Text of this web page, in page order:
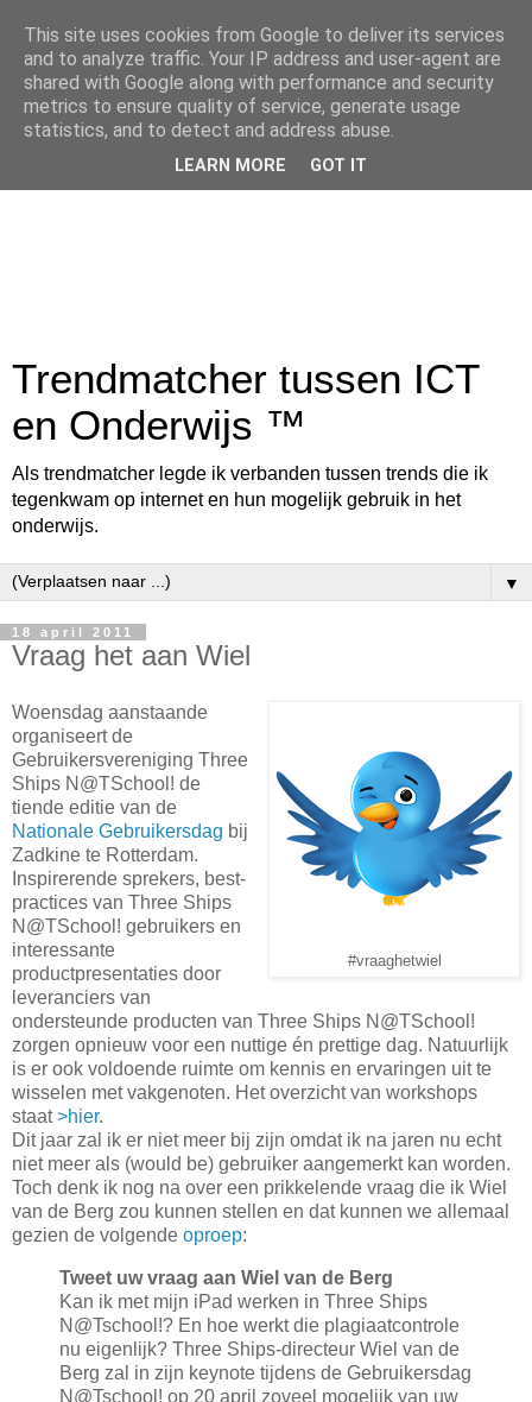
Trendmatcher tussen ICT
en Onderwijs ™
Als trendmatcher legde ik verbanden tussen trends die ik
tegenkwam op internet en hun mogelijk gebruik in het
onderwijs.
▼
18 april 2011
Vraag het aan Wiel
#vraaghetwiel
Woensdag aanstaande
organiseert de
Gebruikersvereniging Three
Ships N@TSchool! de
tiende editie van de
Nationale Gebruikersdag bij
Zadkine te Rotterdam.
Inspirerende sprekers, best-
practices van Three Ships
N@TSchool! gebruikers en
interessante
productpresentaties door
leveranciers van
ondersteunde producten van Three Ships N@TSchool!
zorgen opnieuw voor een nuttige én prettige dag. Natuurlijk
is er ook voldoende ruimte om kennis en ervaringen uit te
wisselen met vakgenoten. Het overzicht van workshops
staat>hier.
Dit jaar zal ik er niet meer bij zijn omdat ik na jaren nu echt
niet meer als (would be) gebruiker aangemerkt kan worden.
Toch denk ik nog na over een prikkelende vraag die ik Wiel
van de Berg zou kunnen stellen en dat kunnen we allemaal
gezien de volgende oproep:
Tweet uw vraag aan Wiel van de Berg
Kan ik met mijn iPad werken in Three Ships
N@Tschool!? En hoe werkt die plagiaatcontrole
nu eigenlijk? Three Ships-directeur Wiel van de
Berg zal in zijn keynote tijdens de Gebruikersdag
N@Tschool! op 20 april zoveel mogelijk van uw
This site uses cookies from Google to deliver its services
and to analyze traffic. Your IP address and user-agent are
shared with Google along with performance and security
metrics to ensure quality of service, generate usage
statistics, and to detect and address abuse.
LEARN MORE GOT IT